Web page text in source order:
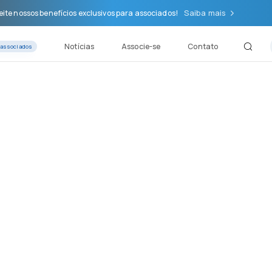
nossos benefícios exclusivos para associados! Saiba mais
Notícias Associe-se Contato